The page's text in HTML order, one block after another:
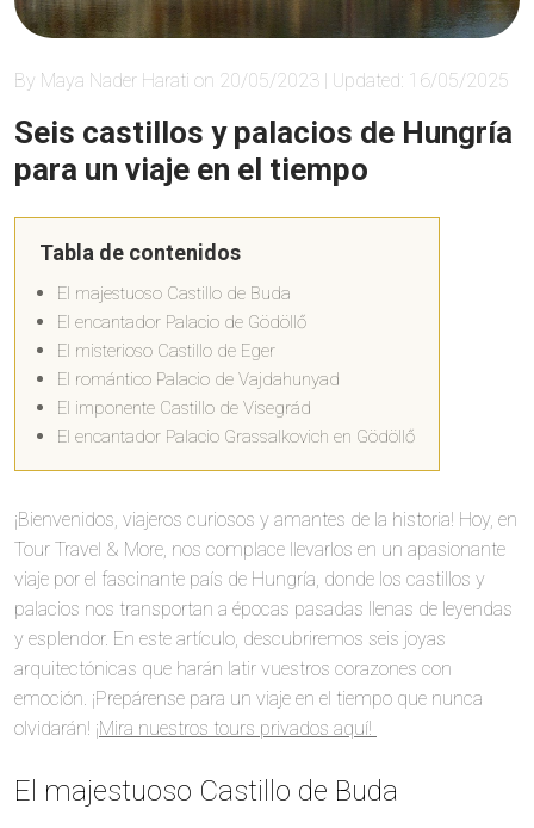
By Maya Nader Harati on 20/05/2023 | Updated: 16/05/2025
Seis castillos y palacios de Hungría
para un viaje en el tiempo
Tabla de contenidos
El majestuoso Castillo de Buda
El encantador Palacio de Gödöllő
El misterioso Castillo de Eger
El romántico Palacio de Vajdahunyad
El imponente Castillo de Visegrád
El encantador Palacio Grassalkovich en Gödöllő
¡Bienvenidos, viajeros curiosos y amantes de la historia! Hoy, en
Tour Travel & More, nos complace llevarlos en un apasionante
viaje por el fascinante país de Hungría, donde los castillos y
palacios nos transportan a épocas pasadas llenas de leyendas
y esplendor. En este artículo, descubriremos seis joyas
arquitectónicas que harán latir vuestros corazones con
emoción. ¡Prepárense para un viaje en el tiempo que nunca
olvidarán! ¡Mira nuestros tours privados aquí!
El majestuoso Castillo de Buda